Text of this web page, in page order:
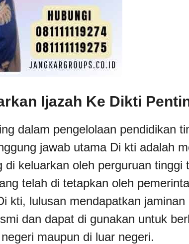
Ijazah Ke Dikti
dalam pengelolaan pendidikan
jawab utama Di kti adalah
di keluarkan oleh perguruan tinggi
telah di tetapkan oleh
kti, lulusan mendapatkan jaminan
dan dapat di gunakan untuk
maupun di luar negeri.